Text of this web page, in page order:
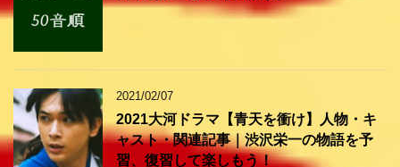
2021/02/07
2021大河ドラマ【青天を衝け】人物・キ
ャスト・関連記事｜渋沢栄一の物語を予
習、復習して楽しもう！